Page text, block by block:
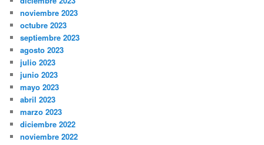
noviembre 2023
octubre 2023
septiembre 2023
agosto 2023
julio 2023
junio 2023
mayo 2023
abril 2023
marzo 2023
diciembre 2022
noviembre 2022